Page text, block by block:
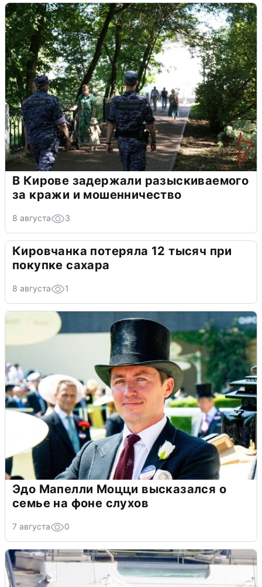
В Кирове задержали разыскиваемого
за кражи и мошенничество
8 августа 3
Кировчанка потеряла 12 тысяч при
покупке сахара
8 августа 1
Эдо Мапелли Моцци высказался о
семье на фоне слухов
7 августа 0